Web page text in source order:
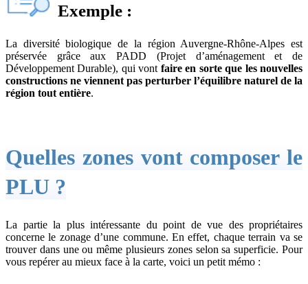
Exemple :
La diversité biologique de la région Auvergne-Rhône-Alpes est
préservée grâce aux PADD (Projet d’aménagement et de
Développement Durable), qui vont faire en sorte que les nouvelles
constructions ne viennent pas perturber l’équilibre naturel de la
région tout entière.
Quelles zones vont composer le
PLU ?
La partie la plus intéressante du point de vue des propriétaires
concerne le zonage d’une commune. En effet, chaque terrain va se
trouver dans une ou même plusieurs zones selon sa superficie. Pour
vous repérer au mieux face à la carte, voici un petit mémo :